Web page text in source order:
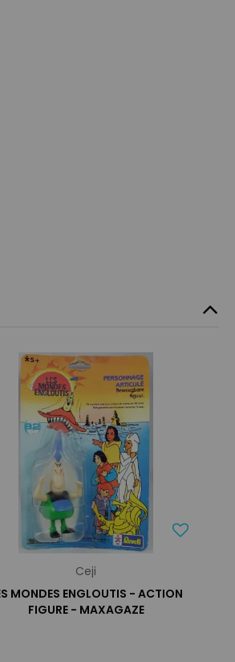
Ceji
MONDES ENGLOUTIS - ACTION
FIGURE - MAXAGAZE